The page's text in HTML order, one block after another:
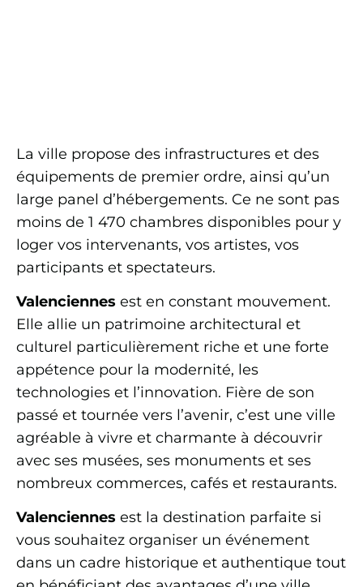
La ville propose des infrastructures et des
équipements de premier ordre, ainsi qu’un
large panel d’hébergements. Ce ne sont pas
moins de 1 470 chambres disponibles pour y
loger vos intervenants, vos artistes, vos
participants et spectateurs.
Valenciennes est en constant mouvement.
Elle allie un patrimoine architectural et
culturel particulièrement riche et une forte
appétence pour la modernité, les
technologies et l’innovation. Fière de son
passé et tournée vers l’avenir, c’est une ville
agréable à vivre et charmante à découvrir
avec ses musées, ses monuments et ses
nombreux commerces, cafés et restaurants.
Valenciennes est la destination parfaite si
vous souhaitez organiser un événement
dans un cadre historique et authentique tout